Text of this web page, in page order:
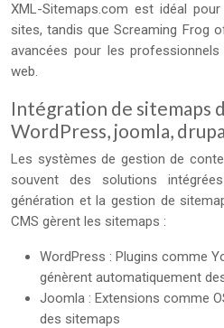
XML-Sitemaps.com est idéal
sites, tandis que Screaming Frog
avancées pour les
web.
Intégration de sitemaps
WordPress, joomla,
Les systèmes de gestion de
souvent des solutions
génération et la gestion de
CMS gèrent les sitemaps :
WordPress : Plugins comme
génèrent automatiquement
Joomla : Extensions comme
des sitemaps